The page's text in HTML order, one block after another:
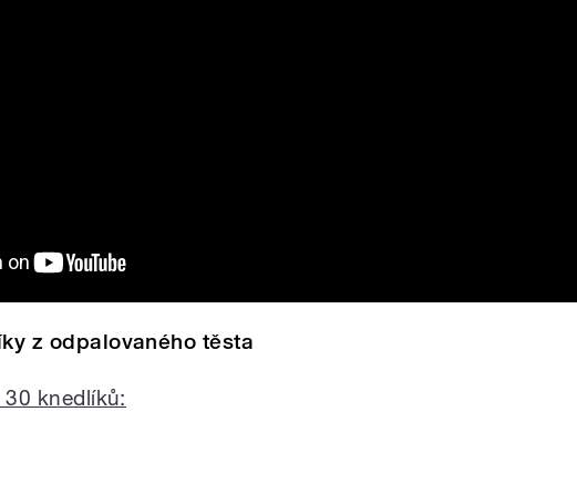
z odpalovaného těsta
knedlíků: